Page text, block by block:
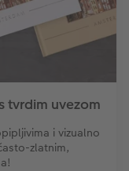
tvrdim uvezom
i vizualno
zlatnim,